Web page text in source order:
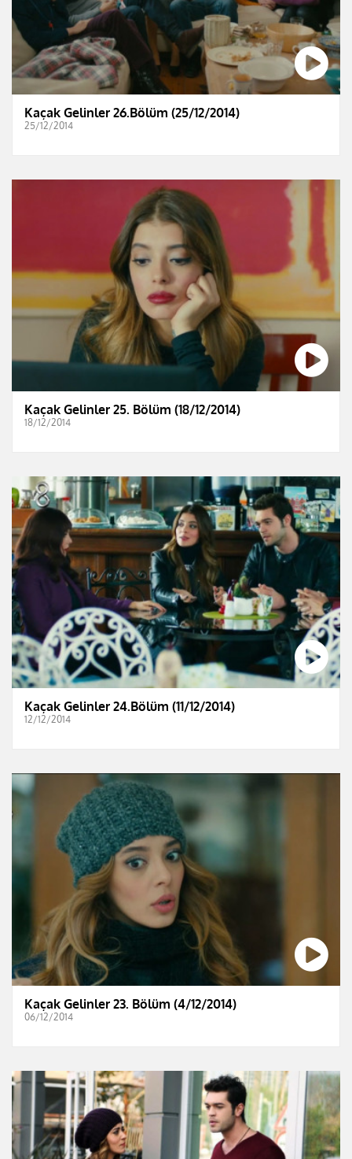
Kaçak Gelinler 26.Bölüm (25/12/2014)
25/12/2014
Kaçak Gelinler 25. Bölüm (18/12/2014)
18/12/2014
Kaçak Gelinler 24.Bölüm (11/12/2014)
12/12/2014
Kaçak Gelinler 23. Bölüm (4/12/2014)
06/12/2014